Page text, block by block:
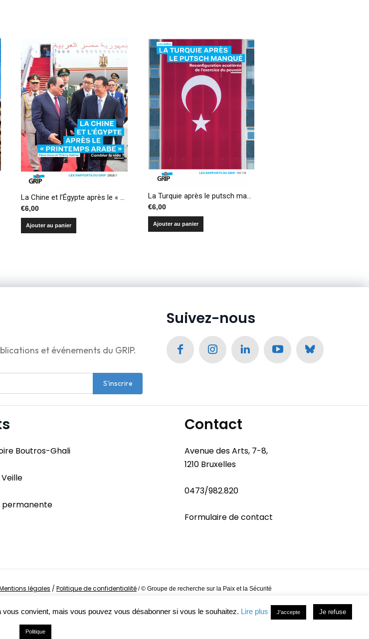
La Chine et l’Égypte après le « Printemps arabe » – Combler le vide ?
€6,00
Ajouter au panier
La Turquie après le putsch manqué : reconfiguration accélérée de l’exercice du pouvoir
€6,00
Ajouter au panier
et événements du GRIP.
S'inscrire
Suivez-nous
Boutros-Ghali
permanente
Contact
Avenue des Arts, 7-8,
1210 Bruxelles
0473/982.820
Formulaire de contact
légales / Politique de confidentialité /© Groupe de recherche sur la Paix et la Sécurité
convient, mais vous pouvez vous désabonner si vous le souhaitez. Lire plus J'accepte Je refuse
Politique